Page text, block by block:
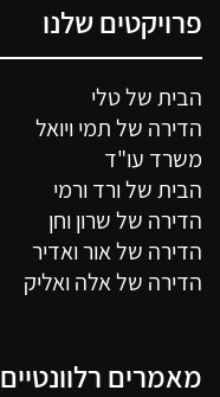
פרויקטים שלנו
הבית של טלי
הדירה של תמי ויואל
משרד עו"ד
הבית של ורד ורמי
הדירה של שרון וחן
הדירה של אור ואדיר
הדירה של אלה ואליק
מאמרים רלוונטיים